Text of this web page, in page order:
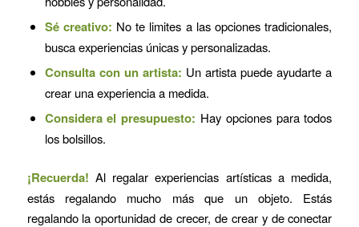
Sé creativo: No te limites a las opciones tradicionales,
busca experiencias únicas y personalizadas.
Consulta con un artista: Un artista puede ayudarte a
crear una experiencia a medida.
Considera el presupuesto: Hay opciones para todos
los bolsillos.
¡Recuerda! Al regalar experiencias artísticas a medida,
estás regalando mucho más que un objeto. Estás
regalando la oportunidad de crecer, de crear y de conectar